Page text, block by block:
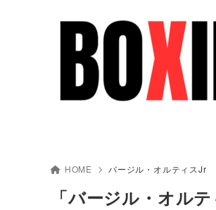
HOME バージル・オルティスJr
「バージル・オル